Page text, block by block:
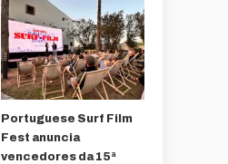
Portuguese Surf Film
Fest anuncia
vencedores da 15ª